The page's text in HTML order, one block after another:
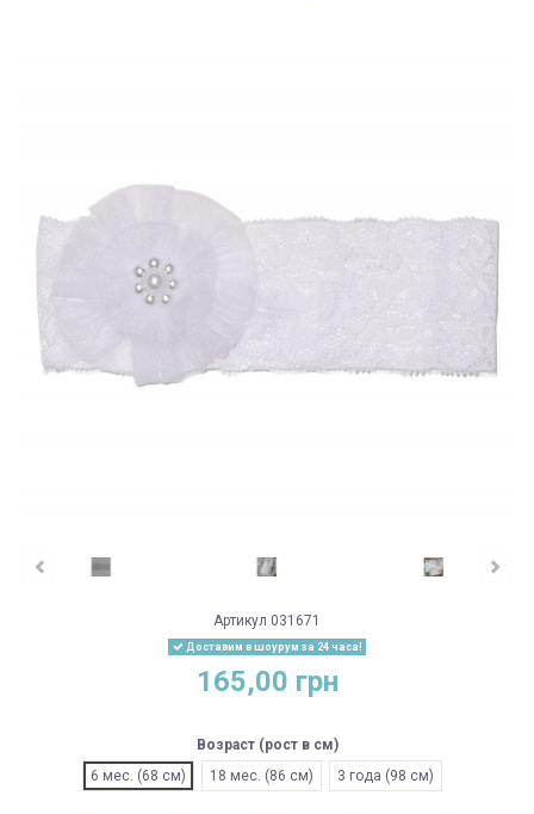
Артикул 031671
Доставим в шоурум за 24 часа!
165,00 грн
Возраст (рост в см)
6 мес. (68 см)
18 мес. (86 см) 3 года (98 см)